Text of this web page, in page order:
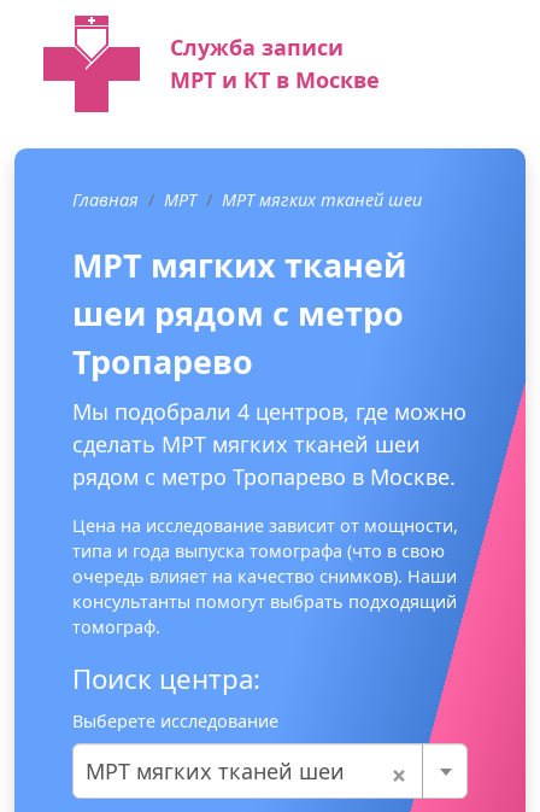
Служба записи
МРТ и КТ в Москве
Главная МРТ МРТ мягких тканей шеи
МРТ мягких тканей
шеи рядом с метро
Тропарево
Мы подобрали 4 центров, где можно
сделать МРТ мягких тканей шеи
рядом с метро Тропарево в Москве.
Цена на исследование зависит от мощности,
типа и года выпуска томографа (что в свою
очередь влияет на качество снимков). Наши
консультанты помогут выбрать подходящий
томограф.
Поиск центра:
Выберете исследование
×
МРТ мягких тканей шеи